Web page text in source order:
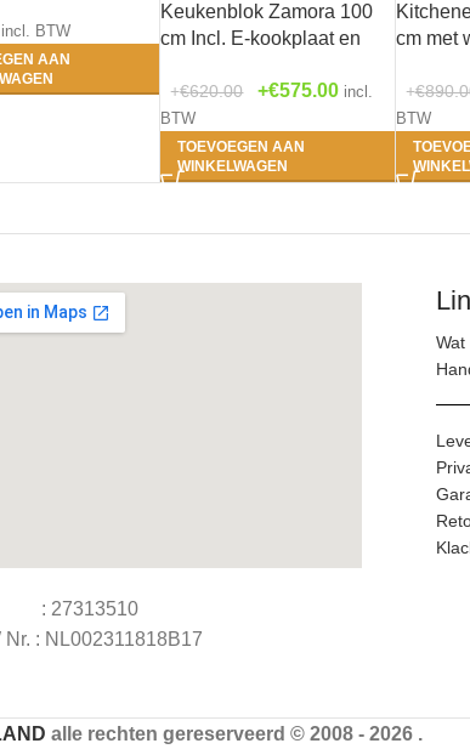
incl. BTW
AAN
Keukenblok Zamora 100
cm Incl. E-kookplaat en
€620.00 €575.00 incl.
BTW
TOEVOEGEN AAN
WINKELWAGEN
cm met
€
BTW
: 27313510
Nr. : NL002311818B17
Wat
alle rechten gereserveerd © 2008 - 2026 .